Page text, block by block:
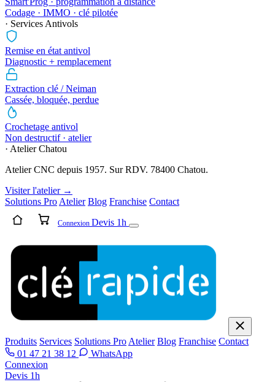
Codage · IMMO · clé pilotée
· Services Antivols
Remise en état antivol
Diagnostic + remplacement
Extraction clé / Neiman
Cassée, bloquée, perdue
Crochetage antivol
Non destructif · atelier
· Atelier Chatou
Atelier CNC depuis 1957. Sur RDV. 78400 Chatou.
Visiter l'atelier →
Solutions Pro Atelier Blog Franchise Contact
Connexion Devis 1h
Produits Services Solutions Pro Atelier Blog Franchise Contact
01 47 21 38 12
WhatsApp
Connexion
Devis 1h